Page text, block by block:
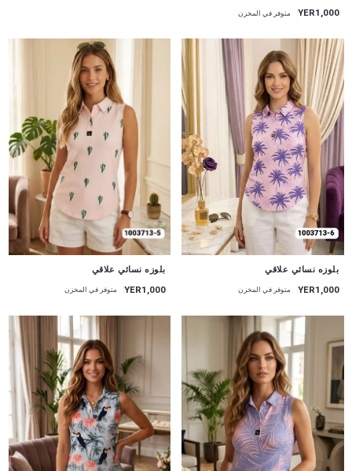
YER1,000 متوفر في المخزن
بلوزه نسائي علاقي
YER1,000 متوفر في المخزن
بلوزه نسائي علاقي
YER1,000 متوفر في المخزن